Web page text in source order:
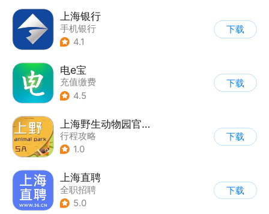
上海银行
手机银行
4.1
下载
电e宝
充值缴费
4.5
下载
上海野生动物园官方app
行程攻略
1.0
下载
上海直聘
全职招聘
5.0
下载